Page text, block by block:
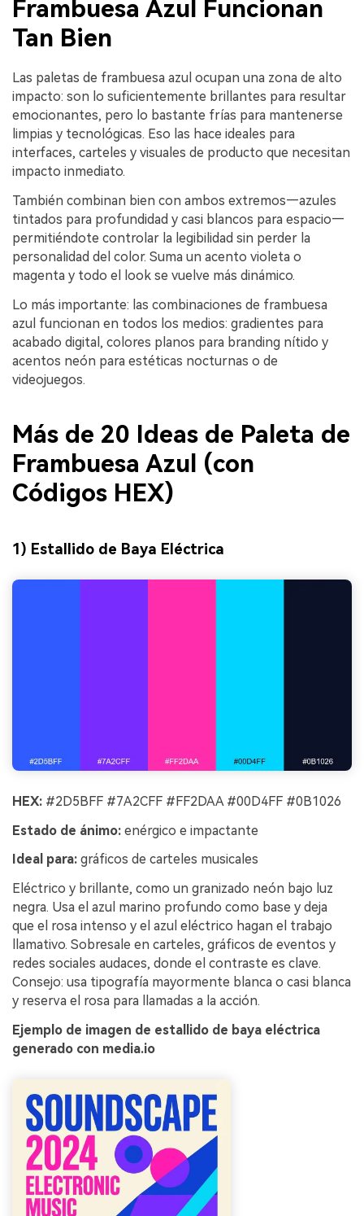
Frambuesa Azul Funcionan
Tan Bien
Las paletas de frambuesa azul ocupan una zona de alto
impacto: son lo suficientemente brillantes para resultar
emocionantes, pero lo bastante frías para mantenerse
limpias y tecnológicas. Eso las hace ideales para
interfaces, carteles y visuales de producto que necesitan
impacto inmediato.
También combinan bien con ambos extremos—azules
tintados para profundidad y casi blancos para espacio—
permitiéndote controlar la legibilidad sin perder la
personalidad del color. Suma un acento violeta o
magenta y todo el look se vuelve más dinámico.
Lo más importante: las combinaciones de frambuesa
azul funcionan en todos los medios: gradientes para
acabado digital, colores planos para branding nítido y
acentos neón para estéticas nocturnas o de
videojuegos.
Más de 20 Ideas de Paleta de
Frambuesa Azul (con
Códigos HEX)
1) Estallido de Baya Eléctrica
HEX: #2D5BFF #7A2CFF #FF2DAA #00D4FF #0B1026
Estado de ánimo: enérgico e impactante
Ideal para: gráficos de carteles musicales
Eléctrico y brillante, como un granizado neón bajo luz
negra. Usa el azul marino profundo como base y deja
que el rosa intenso y el azul eléctrico hagan el trabajo
llamativo. Sobresale en carteles, gráficos de eventos y
redes sociales audaces, donde el contraste es clave.
Consejo: usa tipografía mayormente blanca o casi blanca
y reserva el rosa para llamadas a la acción.
Ejemplo de imagen de estallido de baya eléctrica
generado con media.io